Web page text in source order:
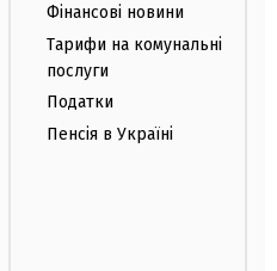
Фінансові новини
Тарифи на комунальні
послуги
Податки
Пенсія в Україні